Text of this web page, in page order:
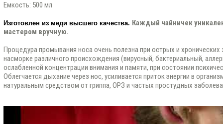
Емкость: 500 мл
Изготовлен из меди высшего качества. Каждый чайничек
мастером вручную.
Процедура промывания носа очень полезна при острых и хронических
насморке различного происхождения (вирусный, бактериальный,
ослабленной концентрации внимания и памяти, при состоянии
Облегчается дыхание через нос, усиливается приток энергии в
натуральным средством от гриппа, ОРЗ и частых простудных